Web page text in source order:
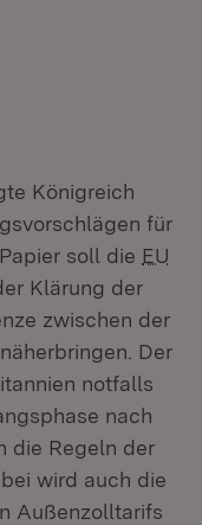
Königreich
für
soll die EU
Klärung der
zwischen der
Der
notfalls
nach
die Regeln der
wird auch die
Außenzolltarifs